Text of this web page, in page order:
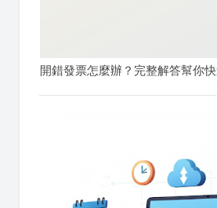
開錯發票怎麼辦？完整解答幫你快